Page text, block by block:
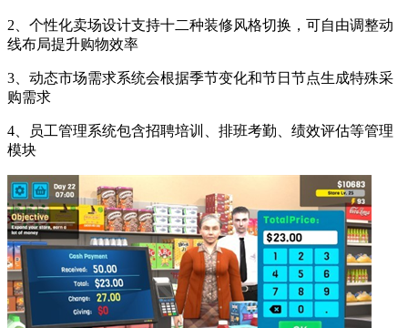
2、个性化卖场设计支持十二种装修风格切换，可自由调整动
线布局提升购物效率
3、动态市场需求系统会根据季节变化和节日节点生成特殊采
购需求
4、员工管理系统包含招聘培训、排班考勤、绩效评估等管理
模块